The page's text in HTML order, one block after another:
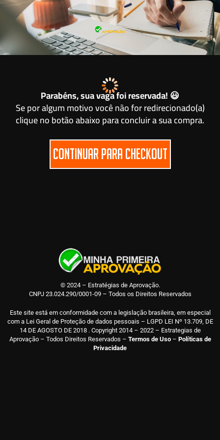
Parabéns, sua vaga foi reservada! 😃
Se por algum motivo você não for redirecionado(a)
clique no botão abaixo para concluir a sua compra.
CONTINUAR PARA CHECKOUT
© 2024 – Estratégias de Aprovação.
CNPJ 23.024.290/0001-09 – Todos os Direitos Reservados
Este site está em conformidade com a legislação brasileira, em especial
com a Lei Geral de Proteção de dados pessoais – LGPD LEI Nº 13.709, DE
14 DE AGOSTO DE 2018 . Copyright 2014 – 2022 – Estrategias de
Aprovação – Todos Direitos Reservados – Termos de Uso– Políticas de
Privacidade